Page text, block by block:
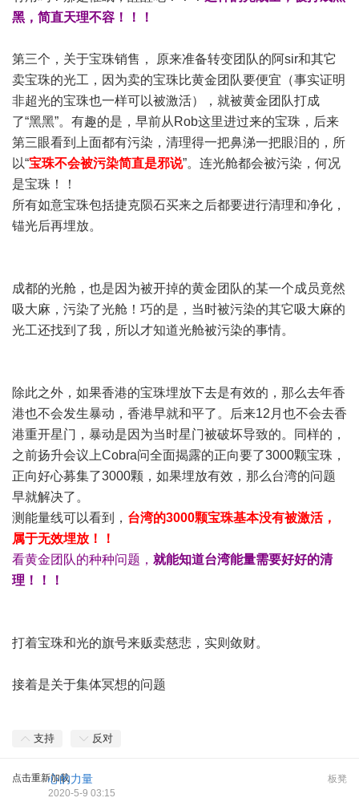
黑，简直天理不容！！！
第三个，关于宝珠销售， 原来准备转变团队的阿sir和其它
卖宝珠的光工，因为卖的宝珠比黄金团队要便宜（事实证明
非超光的宝珠也一样可以被激活），就被黄金团队打成
了“黑黑”。有趣的是，早前从Rob这里进过来的宝珠，后来
第三眼看到上面都有污染，清理得一把鼻涕一把眼泪的，所
以“宝珠不会被污染简直是邪说”。连光舱都会被污染，何况
是宝珠！！
所有如意宝珠包括捷克陨石买来之后都要进行清理和净化，
锚光后再埋放。
成都的光舱，也是因为被开掉的黄金团队的某一个成员竟然
吸大麻，污染了光舱！巧的是，当时被污染的其它吸大麻的
光工还找到了我，所以才知道光舱被污染的事情。
除此之外，如果香港的宝珠埋放下去是有效的，那么去年香
港也不会发生暴动，香港早就和平了。后来12月也不会去香
港重开星门，暴动是因为当时星门被破坏导致的。同样的，
之前扬升会议上Cobra问全面揭露的正向要了3000颗宝珠，
正向好心募集了3000颗，如果埋放有效，那么台湾的问题
早就解决了。
测能量线可以看到， 台湾的3000颗宝珠基本没有被激活，
属于无效埋放！！
看黄金团队的种种问题， 就能知道台湾能量需要好好的清
理！！！
打着宝珠和光的旗号来贩卖慈悲，实则敛财。
接着是关于集体冥想的问题
支持 反对
点击重新加载 板凳
心的力量
2020-5-9 03:15